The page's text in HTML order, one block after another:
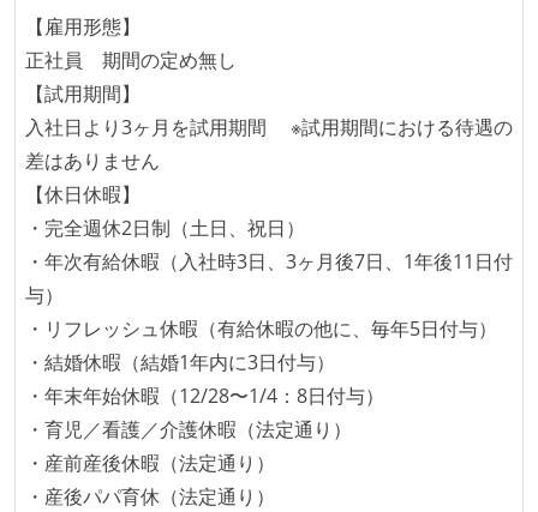
している
デイリーでスタンドアップミーティング、またはそれ
に準じるチーム内の打ち合わせを行っている
イテレーションの最後などに、定期的にチームでふり
かえりミーティングを行っている
継続的なデプロイ（デリバリー）を行っている
ワークフローの整備
全てのコードをバージョン管理ツールで管理している
各メンバーが実装したコードのマージは Pull Request
ベースで行われる
自動（＝システム化され、1コマンドで実行できる）
ビルド、自動デプロイ環境が整備されている
コードによるインフラ構成管理（Infrastructure as
Code）の環境が整備されている
【雇用形態】
正社員 期間の定め無し
【試用期間】
入社日より3ヶ月を試用期間 ※試用期間における待遇の
差はありません
【休日休暇】
・完全週休2日制（土日、祝日）
・年次有給休暇（入社時3日、3ヶ月後7日、1年後11日付
与）
・リフレッシュ休暇（有給休暇の他に、毎年5日付与）
・結婚休暇（結婚1年内に3日付与）
・年末年始休暇（12/28〜1/4：8日付与）
・育児／看護／介護休暇（法定通り）
・産前産後休暇（法定通り）
・産後パパ育休（法定通り）